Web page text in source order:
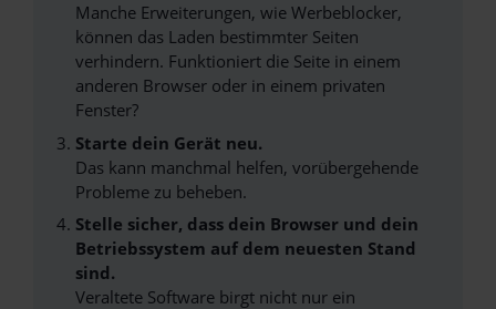
Manche Erweiterungen, wie Werbeblocker,
können das Laden bestimmter Seiten
verhindern. Funktioniert die Seite in einem
anderen Browser oder in einem privaten
Fenster?
Starte dein Gerät neu.
Das kann manchmal helfen, vorübergehende
Probleme zu beheben.
Stelle sicher, dass dein Browser und dein
Betriebssystem auf dem neuesten Stand
sind.
Veraltete Software birgt nicht nur ein